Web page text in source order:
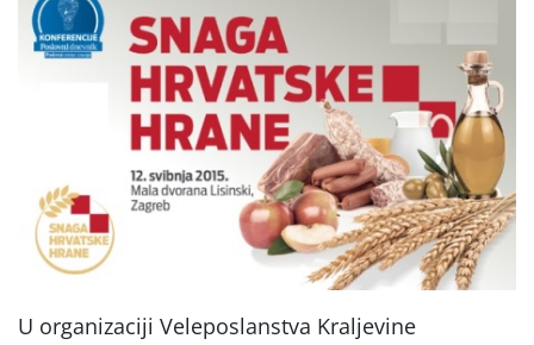
U organizaciji Veleposlanstva Kraljevine